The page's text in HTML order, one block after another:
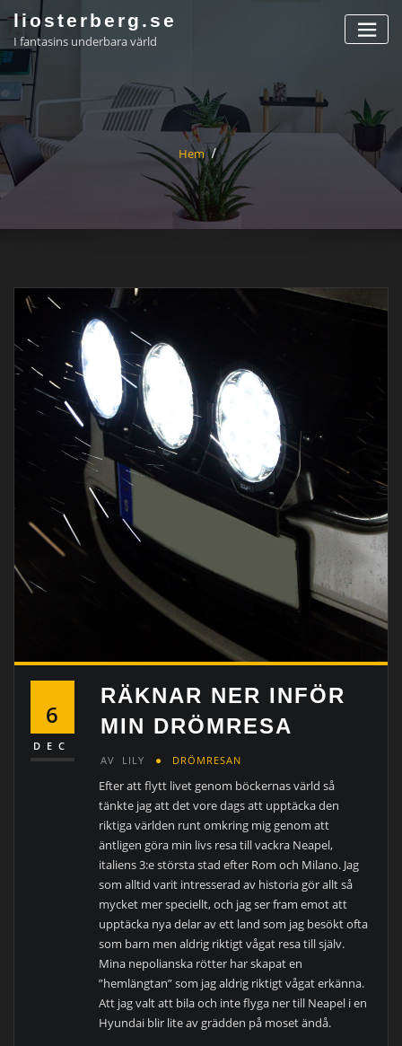
innehåll
liosterberg.se
I fantasins underbara värld
Hem
6
DEC
RÄKNAR NER INFÖR
MIN DRÖMRESA
AV LILY DRÖMRESAN
Efter att flytt livet genom böckernas värld så
tänkte jag att det vore dags att upptäcka den
riktiga världen runt omkring mig genom att
äntligen göra min livs resa till vackra Neapel,
italiens 3:e största stad efter Rom och Milano. Jag
som alltid varit intresserad av historia gör allt så
mycket mer speciellt, och jag ser fram emot att
upptäcka nya delar av ett land som jag besökt ofta
som barn men aldrig riktigt vågat resa till själv.
Mina nepolianska rötter har skapat en
”hemlängtan” som jag aldrig riktigt vågat erkänna.
Att jag valt att bila och inte flyga ner till Neapel i en
Hyundai blir lite av grädden på moset ändå.